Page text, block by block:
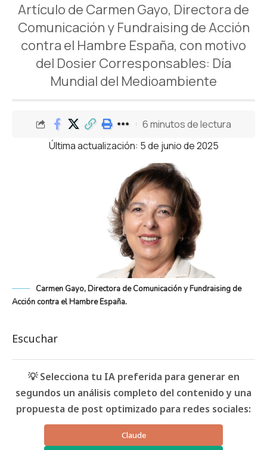
Artículo de Carmen Gayo, Directora de
Comunicación y Fundraising de Acción
contra el Hambre España, con motivo
del Dosier Corresponsables: Día
Mundial del Medioambiente
Última actualización: 5 de junio de 2025
6 minutos de lectura
Carmen Gayo, Directora de Comunicación y Fundraising de
Acción contra el Hambre España.
Escuchar
💡 Selecciona tu IA preferida para generar en
segundos un análisis completo del contenido y una
propuesta de post optimizado para redes sociales:
Claude